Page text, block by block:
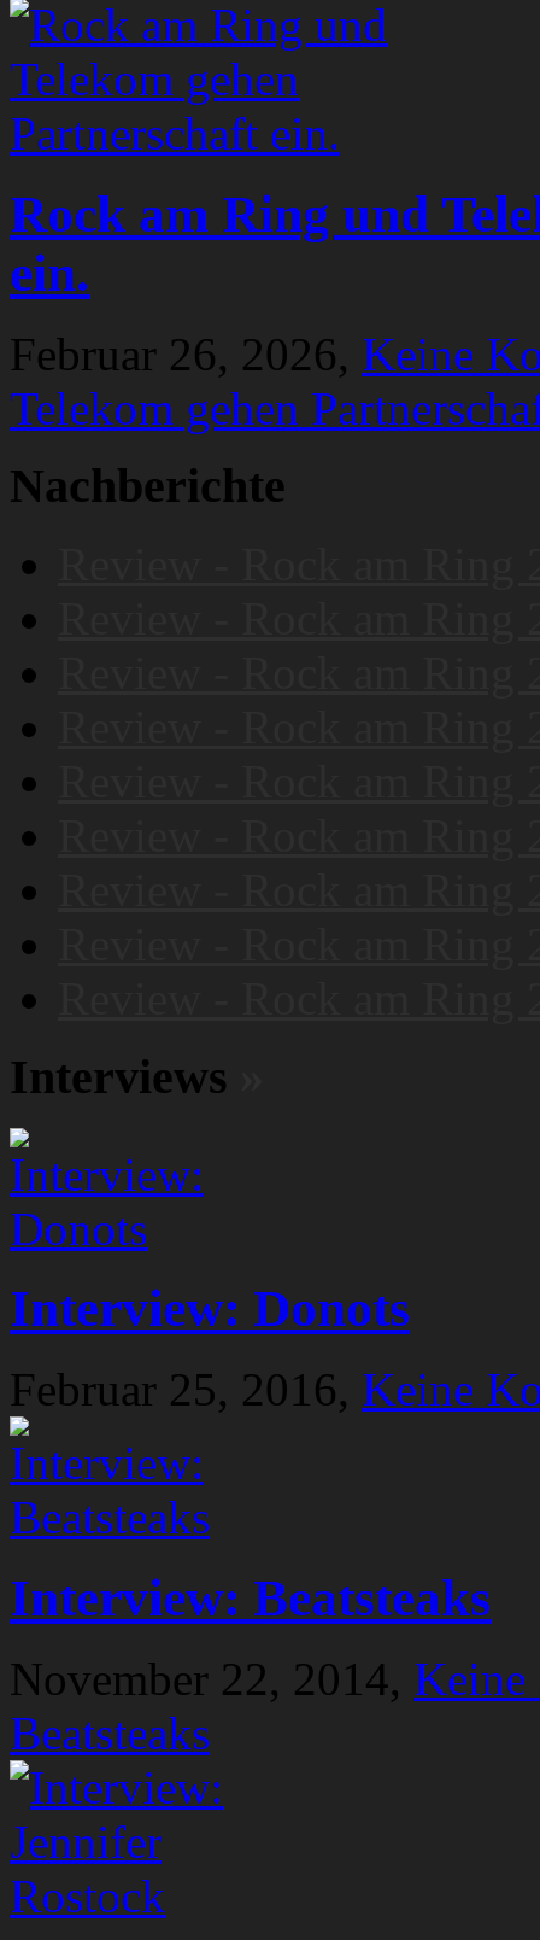
Rock am Ring und
ein.
Februar 26, 2026, Keine
Telekom gehen
Nachberichte
Interviews
Interview: Donots
Februar 25, 2016, Keine
Interview: Beatsteaks
November 22, 2014, Keine
Beatsteaks